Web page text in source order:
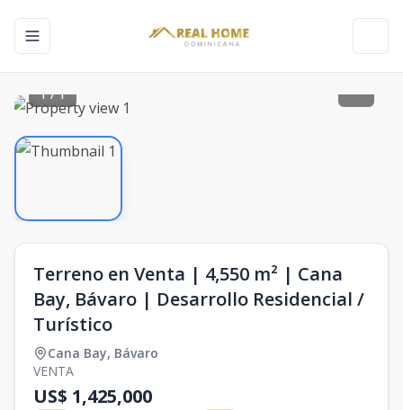
Toggle navigation menu
1/1
Terreno en Venta | 4,550 m² | Cana
Bay, Bávaro | Desarrollo Residencial /
Turístico
Cana Bay, Bávaro
VENTA
US$ 1,425,000